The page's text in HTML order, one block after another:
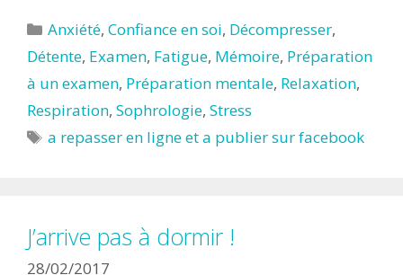
Catégories
Anxiété,Confiance en soi, Décompresser,
Détente, Examen, Fatigue, Mémoire, Préparation
à un examen, Préparation mentale, Relaxation,
Respiration, Sophrologie, Stress
Étiquettes
a repasser en ligne et a publier sur facebook
J’arrive pas à dormir !
28/02/2017